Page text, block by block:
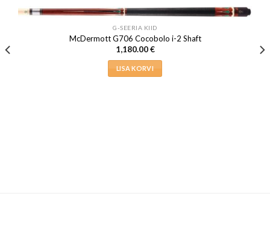
G-SEERIA KIID
McDermott G706 Cocobolo i-2 Shaft
1,180.00€
LISA KORVI